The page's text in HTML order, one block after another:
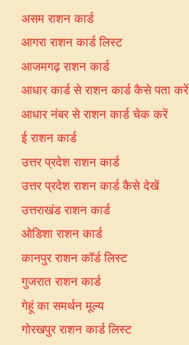
असम राशन कार्ड
आगरा राशन कार्ड लिस्ट
आजमगढ़ राशन कार्ड
आधार कार्ड से राशन कार्ड कैसे पता करें
आधार नंबर से राशन कार्ड चेक करें
ई राशन कार्ड
उत्तर प्रदेश राशन कार्ड
उत्तर प्रदेश राशन कार्ड कैसे देखें
उत्तराखंड राशन कार्ड
ओडिशा राशन कार्ड
कानपुर राशन कॉर्ड लिस्ट
गुजरात राशन कार्ड
गेहूं का समर्थन मूल्य
गोरखपुर राशन कार्ड लिस्ट